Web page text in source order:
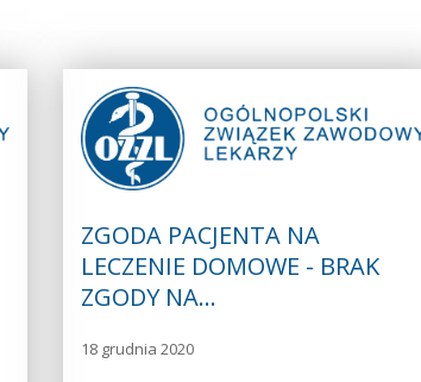
ZGODA PACJENTA NA
LECZENIE DOMOWE - BRAK
ZGODY NA…
18 grudnia 2020